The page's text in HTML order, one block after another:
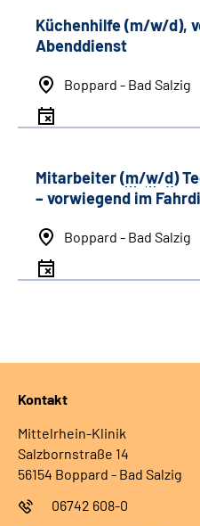
Küchenhilfe (m/w/d),
Abenddienst
Boppard - Bad Salzig
Mitarbeiter (m/w/d)
– vorwiegend im
Boppard - Bad Salzig
Kontakt
Mittelrhein-Klinik
Salzbornstraße 14
56154 Boppard - Bad Salzig
06742 608-0